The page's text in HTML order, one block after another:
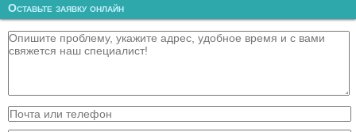
Оставьте заявку онлайн